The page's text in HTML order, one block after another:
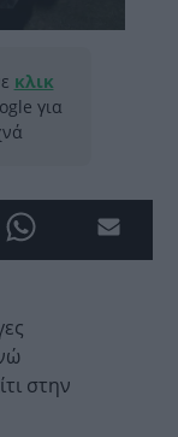
κλικ
για
στην